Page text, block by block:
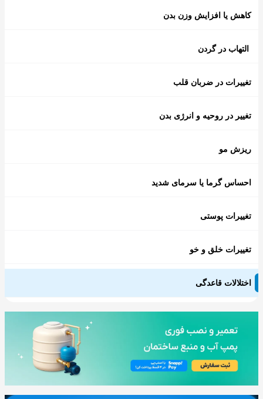
کاهش یا افزایش وزن بدن
التهاب در گردن
تغییرات در ضربان قلب
تغییر در روحیه و انرژی بدن
ریزش مو
احساس گرما یا سرمای شدید
تغییرات پوستی
تغییرات خلق و خو
اختلالات قاعدگی